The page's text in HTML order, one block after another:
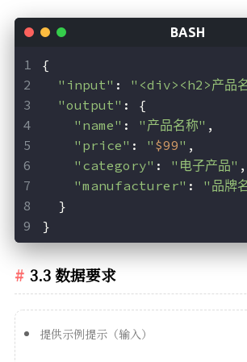
{
"input" : "<div><h2>产
"output" : {
"name" : "产品名称" ,
"price" : " $99" ,
"category" : "电子产品" ,
"manufacturer" : "品牌
  }
}
3.3 数据要求
提供示例提示（输入）